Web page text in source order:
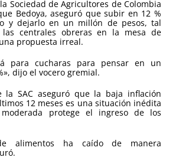
Sociedad de Agricultores de Colombia
Bedoya, aseguró que subir en 12 %
y dejarlo en un millón de pesos, tal
las centrales obreras en la mesa de
propuesta irreal.
para cucharas para pensar en un
dijo el vocero gremial.
la SAC aseguró que la baja inflación
12 meses es una situación inédita
protege el ingreso de los
alimentos ha caído de manera